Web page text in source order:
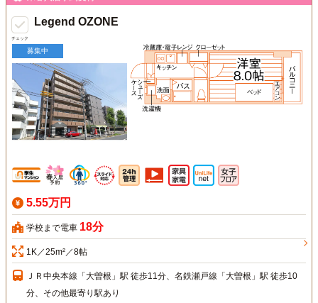
チェック
Legend OZONE
募集中
5.55万円
学校まで電車 18分
1K／25m²／8帖
ＪＲ中央本線「大曽根」駅 徒歩11分、名鉄瀬戸線「大曽根」駅 徒歩10
分、その他最寄り駅あり